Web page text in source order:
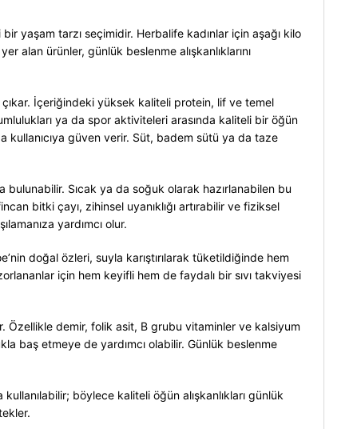
yaşam tarzı seçimidir. Herbalife kadınlar için aşağı kilo
ürünler, günlük beslenme alışkanlıklarını
İçeriğindeki yüksek kaliteli protein, lif ve temel
ya da spor aktiviteleri arasında kaliteli bir öğün
kullanıcıya güven verir. Süt, badem sütü ya da taze
Sıcak ya da soğuk olarak hazırlanabilen bu
bitki çayı, zihinsel uyanıklığı artırabilir ve fiziksel
yardımcı olur.
doğal özleri, suyla karıştırılarak tüketildiğinde hem
için hem keyifli hem de faydalı bir sıvı takviyesi
Özellikle demir, folik asit, B grubu vitaminler ve kalsiyum
baş etmeye de yardımcı olabilir. Günlük beslenme
böylece kaliteli öğün alışkanlıkları günlük